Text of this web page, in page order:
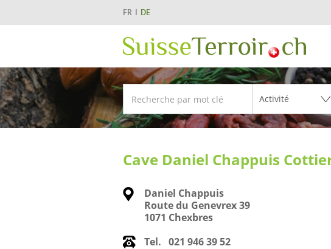
FR DE
Cave Daniel Chappuis
Daniel Chappuis
Route du Genevrex 39
1071 Chexbres
Tel. 021 946 39 52